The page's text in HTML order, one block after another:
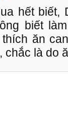
hết biết,
biết
ăn
chắc là do